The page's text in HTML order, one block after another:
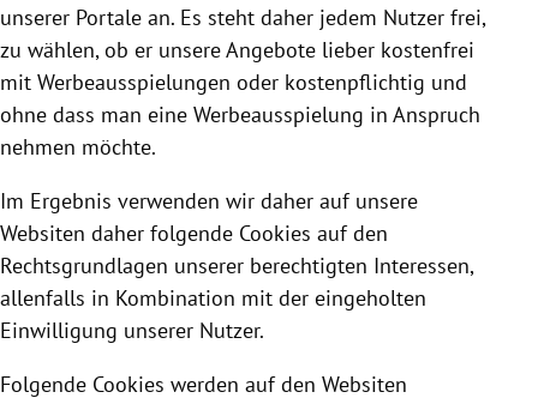
unserer Portale an. Es steht daher jedem Nutzer frei,
zu wählen, ob er unsere Angebote lieber kostenfrei
mit Werbeausspielungen oder kostenpflichtig und
ohne dass man eine Werbeausspielung in Anspruch
nehmen möchte.
Im Ergebnis verwenden wir daher auf unsere
Websiten daher folgende Cookies auf den
Rechtsgrundlagen unserer berechtigten Interessen,
allenfalls in Kombination mit der eingeholten
Einwilligung unserer Nutzer.
Folgende Cookies werden auf den Websiten